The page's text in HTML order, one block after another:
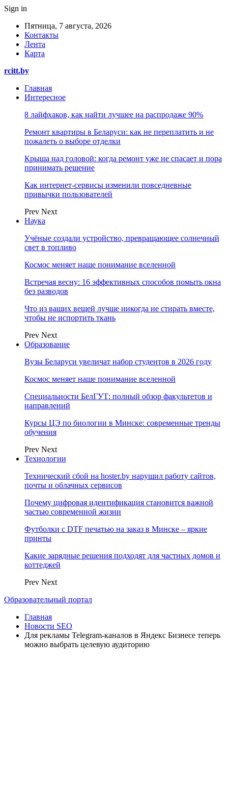
Sign in
Пятница, 7 августа, 2026
Контакты
Лента
Карта
rcitt.by
Главная
Интересное
8 лайфхаков, как найти лучшее на распродаже 90%
Ремонт квартиры в Беларуси: как не переплатить и не
пожалеть о выборе отделки
Крыша над головой: когда ремонт уже не спасает и пора
принимать решение
Как интернет-сервисы изменили повседневные
привычки пользователей
Prev Next
Наука
Учёные создали устройство, превращающее солнечный
свет в топливо
Космос меняет наше понимание вселенной
Встречая весну: 16 эффективных способов помыть окна
без разводов
Что из ваших вещей лучше никогда не стирать вместе,
чтобы не испортить ткань
Prev Next
Образование
Вузы Беларуси увеличат набор студентов в 2026 году
Космос меняет наше понимание вселенной
Специальности БелГУТ: полный обзор факультетов и
направлений
Курсы ЦЭ по биологии в Минске: современные тренды
обучения
Prev Next
Технологии
Технический сбой на hoster.by нарушил работу сайтов,
почты и облачных сервисов
Почему цифровая идентификация становится важной
частью современной жизни
Футболки с DTF печатью на заказ в Минске – яркие
принты
Какие зарядные решения подходят для частных домов и
коттеджей
Prev Next
Образовательный портал
Главная
Новости SEO
Для рекламы Telegram-каналов в Яндекс Бизнесе теперь
можно выбрать целевую аудиторию